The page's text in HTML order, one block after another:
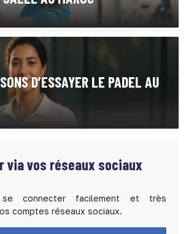
D’ESSAYER LE PADEL AU
via vos réseaux sociaux
connecter facilement et très
comptes réseaux sociaux.